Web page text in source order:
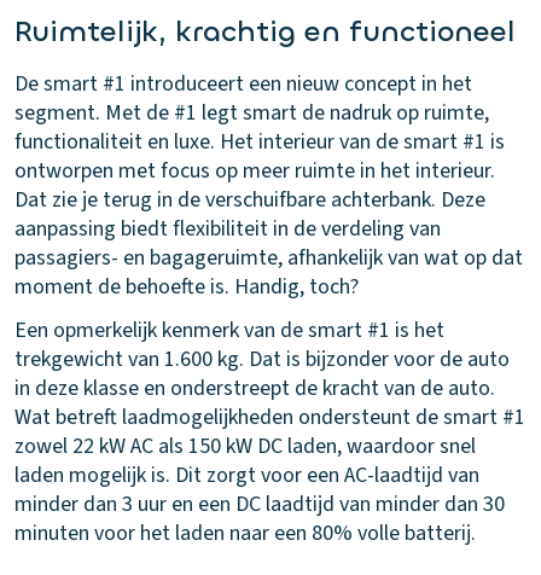
Ruimtelijk, krachtig en functioneel
De smart #1 introduceert een nieuw concept in het
segment. Met de #1 legt smart de nadruk op ruimte,
functionaliteit en luxe. Het interieur van de smart #1 is
ontworpen met focus op meer ruimte in het interieur.
Dat zie je terug in de verschuifbare achterbank. Deze
aanpassing biedt flexibiliteit in de verdeling van
passagiers- en bagageruimte, afhankelijk van wat op dat
moment de behoefte is. Handig, toch?
Een opmerkelijk kenmerk van de smart #1 is het
trekgewicht van 1.600 kg. Dat is bijzonder voor de auto
in deze klasse en onderstreept de kracht van de auto.
Wat betreft laadmogelijkheden ondersteunt de smart #1
zowel 22 kW AC als 150 kW DC laden, waardoor snel
laden mogelijk is. Dit zorgt voor een AC-laadtijd van
minder dan 3 uur en een DC laadtijd van minder dan 30
minuten voor het laden naar een 80% volle batterij.